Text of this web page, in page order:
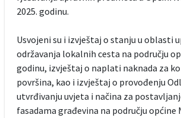
2025. godinu.
Usvojeni su i izvještaj o stanju u oblasti
održavanja lokalnih cesta na području
godinu, izvještaj o naplati naknada za
površina, kao i izvještaj o provođenju
utvrđivanju uvjeta i načina za
fasadama građevina na području općine